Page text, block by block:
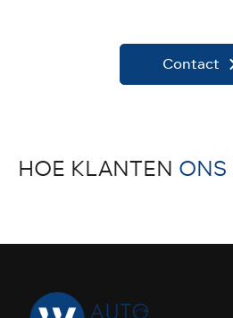
Contact
HOE KLANTEN ONS